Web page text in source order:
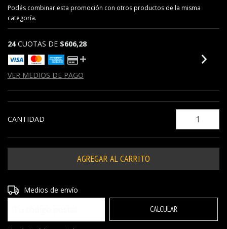
Podés combinar esta promoción con otros productos de la misma
categoría.
24 CUOTAS DE $606,28
VER MEDIOS DE PAGO
CANTIDAD
Entregas para el CP:
Medios de envío
CALCULAR